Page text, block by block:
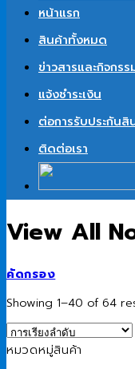
หน้าแรก
สินค้าทั้งหมด
ข่าวสารและกิจกรร
แจ้งชำระเงิน
ต่อการรับประกันสิ
ติดต่อเรา
View All
คัดกรอง
Showing 1–40 of 64
หมวดหมู่สินค้า